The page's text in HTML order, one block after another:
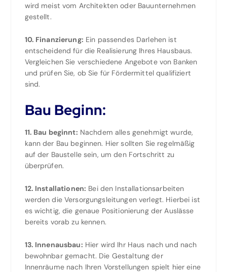
wird meist vom Architekten oder Bauunternehmen
gestellt.
10. Finanzierung: Ein passendes Darlehen ist
entscheidend für die Realisierung Ihres Hausbaus.
Vergleichen Sie verschiedene Angebote von Banken
und prüfen Sie, ob Sie für Fördermittel qualifiziert
sind.
Bau Beginn:
11. Bau beginnt: Nachdem alles genehmigt wurde,
kann der Bau beginnen. Hier sollten Sie regelmäßig
auf der Baustelle sein, um den Fortschritt zu
überprüfen.
12. Installationen: Bei den Installationsarbeiten
werden die Versorgungsleitungen verlegt. Hierbei ist
es wichtig, die genaue Positionierung der Auslässe
bereits vorab zu kennen.
13. Innenausbau: Hier wird Ihr Haus nach und nach
bewohnbar gemacht. Die Gestaltung der
Innenräume nach Ihren Vorstellungen spielt hier eine